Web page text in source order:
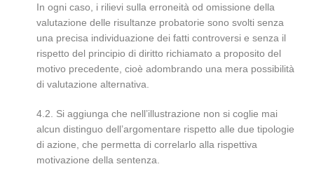
In ogni caso, i rilievi sulla erroneità od omissione della
valutazione delle risultanze probatorie sono svolti senza
una precisa individuazione dei fatti controversi e senza il
rispetto del principio di diritto richiamato a proposito del
motivo precedente, cioè adombrando una mera possibilità
di valutazione alternativa.
4.2. Si aggiunga che nell’illustrazione non si coglie mai
alcun distinguo dell’argomentare rispetto alle due tipologie
di azione, che permetta di correlarlo alla rispettiva
motivazione della sentenza.